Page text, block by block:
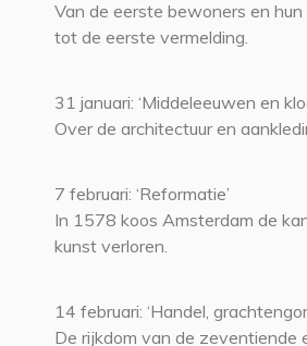
Van de eerste bewoners en
tot de eerste vermelding.
31 januari: ‘Middeleeuwen en
Over de architectuur en
7 februari: ‘Reformatie’
In 1578 koos Amsterdam de
kunst verloren.
14 februari: ‘Handel,
De rijkdom van de zeventiende